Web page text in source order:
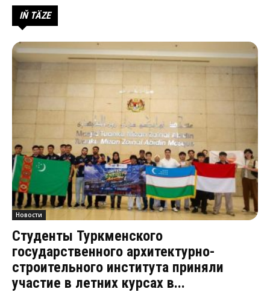
IŇ TÄZE
Новости
Студенты Туркменского
государственного архитектурно-
строительного института приняли
участие в летних курсах в...